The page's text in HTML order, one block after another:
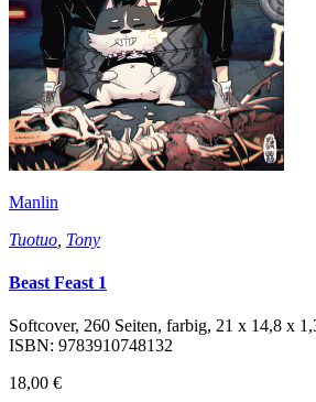
Manlin
Tuotuo Tony
Beast Feast 1
Softcover, 260 Seiten, farbig, 21 x 14,8 x
ISBN: 9783910748132
18,00 €